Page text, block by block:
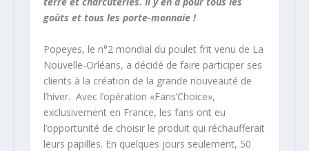
goûts et tous les porte-monnaie !
Popeyes, le n°2 mondial du poulet frit venu de La
Nouvelle-Orléans, a décidé de faire participer ses
clients à la création de la grande nouveauté de
l’hiver. Avec l’opération «Fans’Choice»,
exclusivement en France, les fans ont eu
l’opportunité de choisir le produit qui réchaufferait
leurs papilles. En quelques jours seulement, 50